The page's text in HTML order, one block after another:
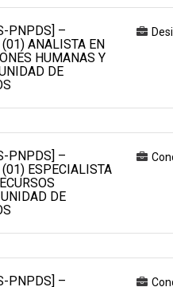
PNPDS] –
ANALISTA EN
HUMANAS Y
DE
PNPDS] –
ESPECIALISTA
DE
PNPDS] –